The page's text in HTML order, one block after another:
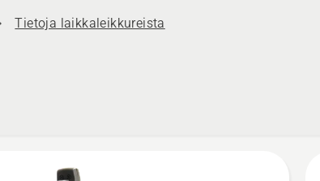
Tietoja laikkaleikkureista